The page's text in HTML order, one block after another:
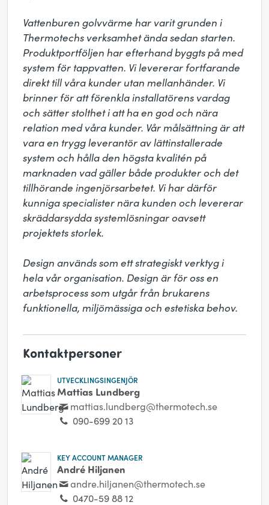
Vattenburen golvvärme har varit grunden i
Thermotechs verksamhet ända sedan starten.
Produktportföljen har efterhand byggts på med
system för tappvatten. Vi levererar fortfarande
direkt till våra kunder utan mellanhänder. Vi
brinner för att förenkla installatörens vardag
och sätter stolthet i att ha en god och nära
relation med våra kunder. Vår målsättning är att
vara en trygg leverantör av lättinstallerade
system och hålla den högsta kvalitén på
marknaden vad gäller både produkter och det
tillhörande ingenjörsarbetet. Vi har därför
kunniga specialister nära kunden och levererar
skräddarsydda systemlösningar oavsett
projektets storlek.
Design används som ett strategiskt verktyg i
hela vår organisation. Design är för oss en
arbetsprocess som utgår från brukarens
funktionella, miljömässiga och estetiska behov.
Kontaktpersoner
UTVECKLINGSINGENJÖR
Mattias Lundberg
mattias.lundberg@thermotech.se
090-699 20 13
KEY ACCOUNT MANAGER
André Hiljanen
andre.hiljanen@thermotech.se
0470-59 88 12